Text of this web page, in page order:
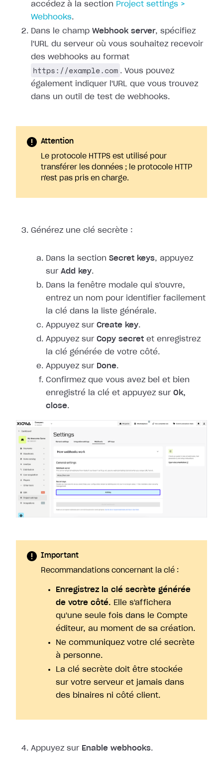
accédez à la section Project settings >
Webhooks.
Dans le champ Webhook server, spécifiez
l'URL du serveur où vous souhaitez recevoir
des webhooks au format
https://example.com . Vous pouvez
également indiquer l'URL que vous trouvez
dans un outil de test de webhooks.
Attention
Le protocole HTTPS est utilisé pour
transférer les données ; le protocole HTTP
n'est pas pris en charge.
Générez une clé secrète :
Dans la section Secret keys, appuyez
sur Add key.
Dans la fenêtre modale qui s'ouvre,
entrez un nom pour identifier facilement
la clé dans la liste générale.
Appuyez sur Create key.
Appuyez sur Copy secret et enregistrez
la clé générée de votre côté.
Appuyez sur Done.
Confirmez que vous avez bel et bien
enregistré la clé et appuyez sur Ok,
close.
Important
Recommandations concernant la clé :
Enregistrez la clé secrète générée
de votre côté. Elle s'affichera
qu'une seule fois dans le Compte
éditeur, au moment de sa création.
Ne communiquez votre clé secrète
à personne.
La clé secrète doit être stockée
sur votre serveur et jamais dans
des binaires ni côté client.
Appuyez sur Enable webhooks.